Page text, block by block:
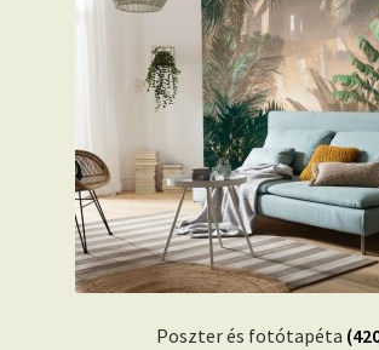
Poszter és fotótapéta